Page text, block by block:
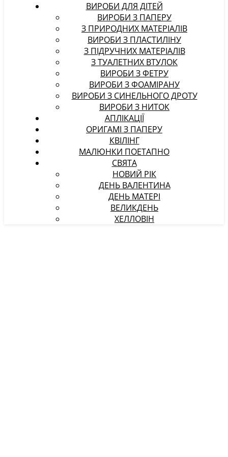
ВИРОБИ ДЛЯ ДІТЕЙ
ВИРОБИ З ПАПЕРУ
З ПРИРОДНИХ МАТЕРІАЛІВ
ВИРОБИ З ПЛАСТИЛІНУ
З ПІДРУЧНИХ МАТЕРІАЛІВ
З ТУАЛЕТНИХ ВТУЛОК
ВИРОБИ З ФЕТРУ
ВИРОБИ З ФОАМІРАНУ
ВИРОБИ З СИНЕЛЬНОГО ДРОТУ
ВИРОБИ З НИТОК
АПЛІКАЦІЇ
ОРИГАМІ З ПАПЕРУ
КВІЛІНГ
МАЛЮНКИ ПОЕТАПНО
СВЯТА
НОВИЙ РІК
ДЕНЬ ВАЛЕНТИНА
ДЕНЬ МАТЕРІ
ВЕЛИКДЕНЬ
ХЕЛЛОВІН